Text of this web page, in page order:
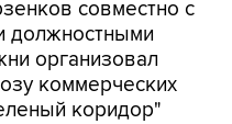
организовал
коммерческих
коридор"